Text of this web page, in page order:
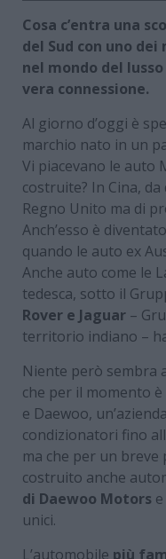
Cosa c’entra una
del Sud con uno
nel mondo del
vera connessione.
Al giorno d’oggi è
marchio nato in un
Vi piacevano le auto
costruite? In Cina,
Regno Unito ma di
Anch’esso è
quando le auto ex
Anche auto come le
tedesca, sotto il
Rover e Jaguar –
territorio indiano –
Niente però sembra
che per il momento
e Daewoo,
condizionatori fino
ma che per un breve
costruito anche
di Daewoo Motors
unici.
L’automobile più